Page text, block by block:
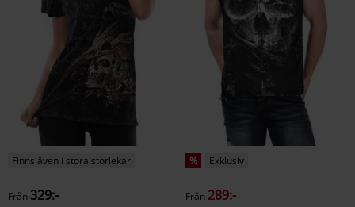
Finns även i stora storlekar
Från 329:-
% Exklusiv
Från 289:-